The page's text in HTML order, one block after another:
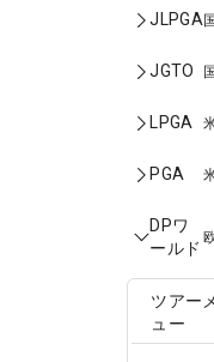
JLPGA
JGTO
LPGA
PGA
DPワ
ールド
ツアー
ュー